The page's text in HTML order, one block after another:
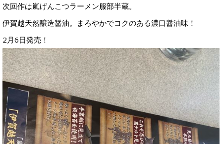
次回作は嵐げんこつラーメン服部半蔵。
伊賀越天然醸造醤油。まろやかでコクのある濃口醤油味！
2月6日発売！